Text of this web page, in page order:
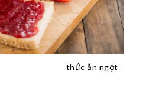
thức ăn ngọt